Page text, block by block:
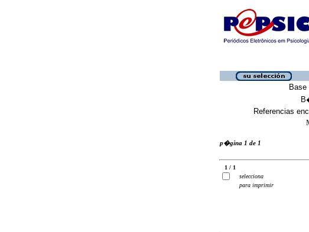
Base
Referencias
p�gina 1 de 1
1 / 1
selecciona
para imprimir